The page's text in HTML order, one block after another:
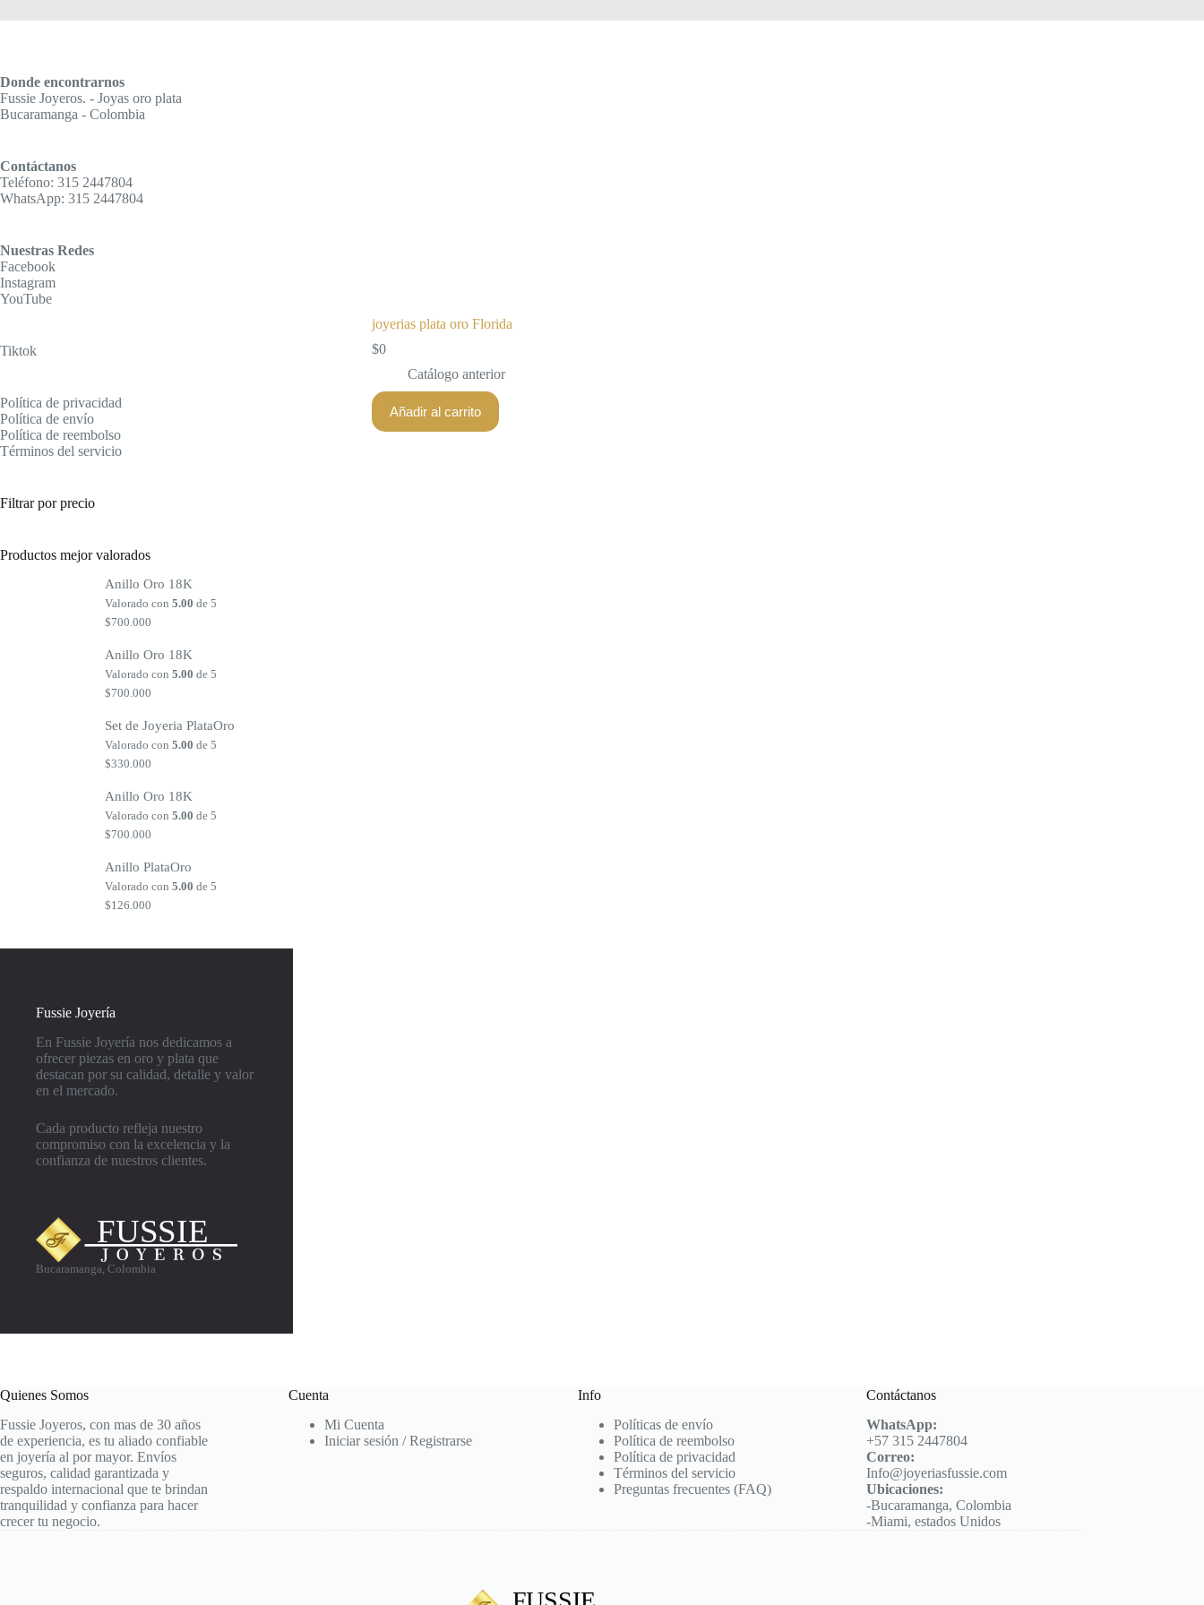
joyerias plata oro Florida
$0
Catálogo anterior
Añadir al carrito
Donde encontrarnos
Fussie Joyeros. - Joyas oro plata
Bucaramanga - Colombia
Contáctanos
Teléfono: 315 2447804
WhatsApp: 315 2447804
Nuestras Redes
Facebook
Instagram
YouTube
Tiktok
Política de privacidad
Política de envío
Política de reembolso
Términos del servicio
Filtrar por precio
Productos mejor valorados
Anillo Oro 18K
Valorado con5.00 de 5
$700.000
Anillo Oro 18K
Valorado con5.00 de 5
$700.000
Set de Joyeria PlataOro
Valorado con5.00 de 5
$330.000
Anillo Oro 18K
Valorado con5.00 de 5
$700.000
Anillo PlataOro
Valorado con5.00 de 5
$126.000
Fussie Joyería
En Fussie Joyería nos dedicamos a
ofrecer piezas en oro y plata que
destacan por su calidad, detalle y valor
en el mercado.
Cada producto refleja nuestro
compromiso con la excelencia y la
confianza de nuestros clientes.
Bucaramanga, Colombia
Quienes Somos
Fussie Joyeros, con mas de 30 años
de experiencia, es tu aliado confiable
en joyería al por mayor. Envíos
seguros, calidad garantizada y
respaldo internacional que te brindan
tranquilidad y confianza para hacer
crecer tu negocio.
Cuenta
Mi Cuenta
Iniciar sesión / Registrarse
Info
Políticas de envío
Política de reembolso
Política de privacidad
Términos del servicio
Preguntas frecuentes (FAQ)
Contáctanos
WhatsApp:
+57 315 2447804
Correo:
Info@joyeriasfussie.com
Ubicaciones:
-Bucaramanga, Colombia
-Miami, estados Unidos